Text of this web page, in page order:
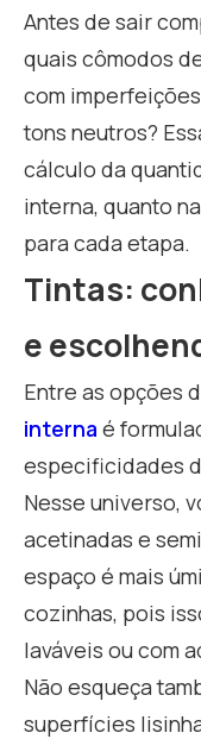
Antes de sair
quais cômodos
com
tons neutros?
cálculo da
interna, quanto
para cada etapa.
Tintas:
e
Entre as opções
interna é
especificidades
Nesse universo,
acetinadas e
espaço é mais
cozinhas, pois
laváveis ou com
Não esqueça
superfícies